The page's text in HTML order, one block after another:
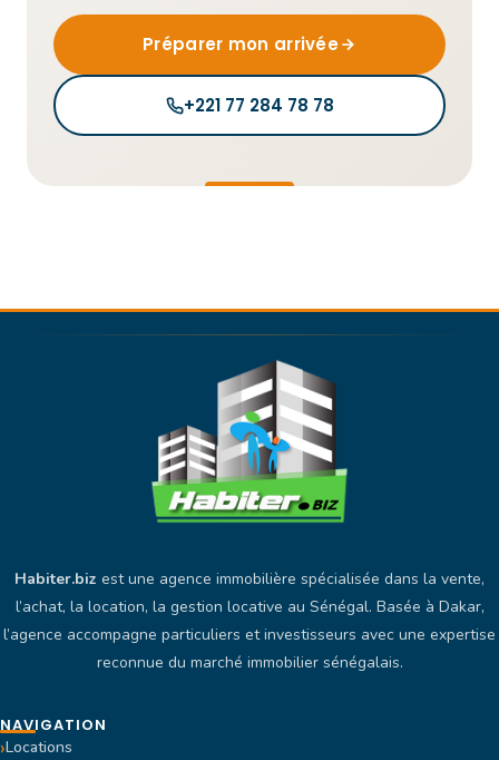
Préparer mon arrivée
+221 77 284 78 78
Habiter.biz est une agence immobilière spécialisée dans la vente,
l’achat, la location, la gestion locative au Sénégal. Basée à Dakar,
l’agence accompagne particuliers et investisseurs avec une expertise
reconnue du marché immobilier sénégalais.
NAVIGATION
Locations